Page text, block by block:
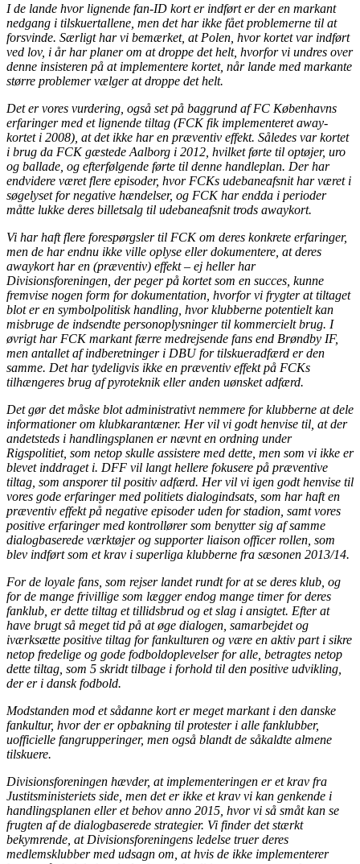
I de lande hvor lignende fan-ID kort er indført er der en markant
nedgang i tilskuertallene, men det har ikke fået problemerne til at
forsvinde. Særligt har vi bemærket, at Polen, hvor kortet var indført
ved lov, i år har planer om at droppe det helt, hvorfor vi undres over
denne insisteren på at implementere kortet, når lande med markante
større problemer vælger at droppe det helt.
Det er vores vurdering, også set på baggrund af FC Københavns
erfaringer med et lignende tiltag (FCK fik implementeret away-
kortet i 2008), at det ikke har en præventiv effekt. Således var kortet
i brug da FCK gæstede Aalborg i 2012, hvilket førte til optøjer, uro
og ballade, og efterfølgende førte til denne handleplan. Der har
endvidere været flere episoder, hvor FCKs udebaneafsnit har været i
søgelyset for negative hændelser, og FCK har endda i perioder
måtte lukke deres billetsalg til udebaneafsnit trods awaykort.
Vi har haft flere forespørgsler til FCK om deres konkrete erfaringer,
men de har endnu ikke ville oplyse eller dokumentere, at deres
awaykort har en (præventiv) effekt – ej heller har
Divisionsforeningen, der peger på kortet som en succes, kunne
fremvise nogen form for dokumentation, hvorfor vi frygter at tiltaget
blot er en symbolpolitisk handling, hvor klubberne potentielt kan
misbruge de indsendte personoplysninger til kommercielt brug. I
øvrigt har FCK markant færre medrejsende fans end Brøndby IF,
men antallet af indberetninger i DBU for tilskueradfærd er den
samme. Det har tydeligvis ikke en præventiv effekt på FCKs
tilhængeres brug af pyroteknik eller anden uønsket adfærd.
Det gør det måske blot administrativt nemmere for klubberne at dele
informationer om klubkarantæner. Her vil vi godt henvise til, at der
andetsteds i handlingsplanen er nævnt en ordning under
Rigspolitiet, som netop skulle assistere med dette, men som vi ikke er
blevet inddraget i. DFF vil langt hellere fokusere på præventive
tiltag, som ansporer til positiv adfærd. Her vil vi igen godt henvise til
vores gode erfaringer med politiets dialogindsats, som har haft en
præventiv effekt på negative episoder uden for stadion, samt vores
positive erfaringer med kontrollører som benytter sig af samme
dialogbaserede værktøjer og supporter liaison officer rollen, som
blev indført som et krav i superliga klubberne fra sæsonen 2013/14.
For de loyale fans, som rejser landet rundt for at se deres klub, og
for de mange frivillige som lægger endog mange timer for deres
fanklub, er dette tiltag et tillidsbrud og et slag i ansigtet. Efter at
have brugt så meget tid på at øge dialogen, samarbejdet og
iværksætte positive tiltag for fankulturen og være en aktiv part i sikre
netop fredelige og gode fodboldoplevelser for alle, betragtes netop
dette tiltag, som 5 skridt tilbage i forhold til den positive udvikling,
der er i dansk fodbold.
Modstanden mod et sådanne kort er meget markant i den danske
fankultur, hvor der er opbakning til protester i alle fanklubber,
uofficielle fangrupperinger, men også blandt de såkaldte almene
tilskuere.
Divisionsforeningen hævder, at implementeringen er et krav fra
Justitsministeriets side, men det er ikke et krav vi kan genkende i
handlingsplanen eller et behov anno 2015, hvor vi så småt kan se
frugten af de dialogbaserede strategier. Vi finder det stærkt
bekymrende, at Divisionsforeningens ledelse truer deres
medlemsklubber med udsagn om, at hvis de ikke implementerer